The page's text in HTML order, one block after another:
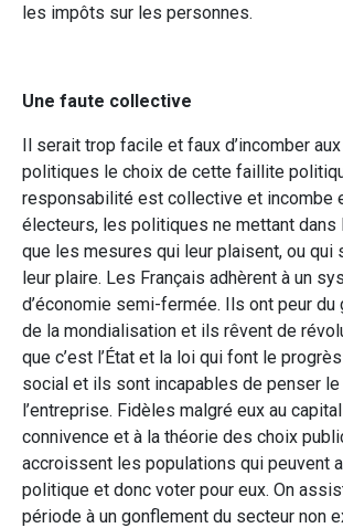
les impôts sur les personnes.
Une faute collective
Il serait trop facile et faux d’incomber
politiques le choix de cette faillite
responsabilité est collective et incombe
électeurs, les politiques ne mettant dans
que les mesures qui leur plaisent, ou qui
leur plaire. Les Français adhèrent à un
d’économie semi-fermée. Ils ont peur du
de la mondialisation et ils rêvent de
que c’est l’État et la loi qui font le
social et ils sont incapables de penser
l’entreprise. Fidèles malgré eux au
connivence et à la théorie des choix
accroissent les populations qui peuvent
politique et donc voter pour eux. On
période à un gonflement du secteur non